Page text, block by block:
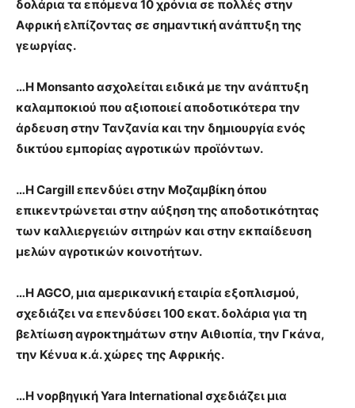
δολάρια τα επόμενα 10 χρόνια σε πολλές στην
Αφρική ελπίζοντας σε σημαντική ανάπτυξη της
γεωργίας.
…Η Monsanto ασχολείται ειδικά με την ανάπτυξη
καλαμποκιού που αξιοποιεί αποδοτικότερα την
άρδευση στην Τανζανία και την δημιουργία ενός
δικτύου εμπορίας αγροτικών προϊόντων.
…Η Cargill επενδύει στην Μοζαμβίκη όπου
επικεντρώνεται στην αύξηση της αποδοτικότητας
των καλλιεργειών σιτηρών και στην εκπαίδευση
μελών αγροτικών κοινοτήτων.
…Η AGCO, μια αμερικανική εταιρία εξοπλισμού,
σχεδιάζει να επενδύσει 100 εκατ. δολάρια για τη
βελτίωση αγροκτημάτων στην Αιθιοπία, την Γκάνα,
την Κένυα κ.ά. χώρες της Αφρικής.
…Η νορβηγική Yara International σχεδιάζει μια